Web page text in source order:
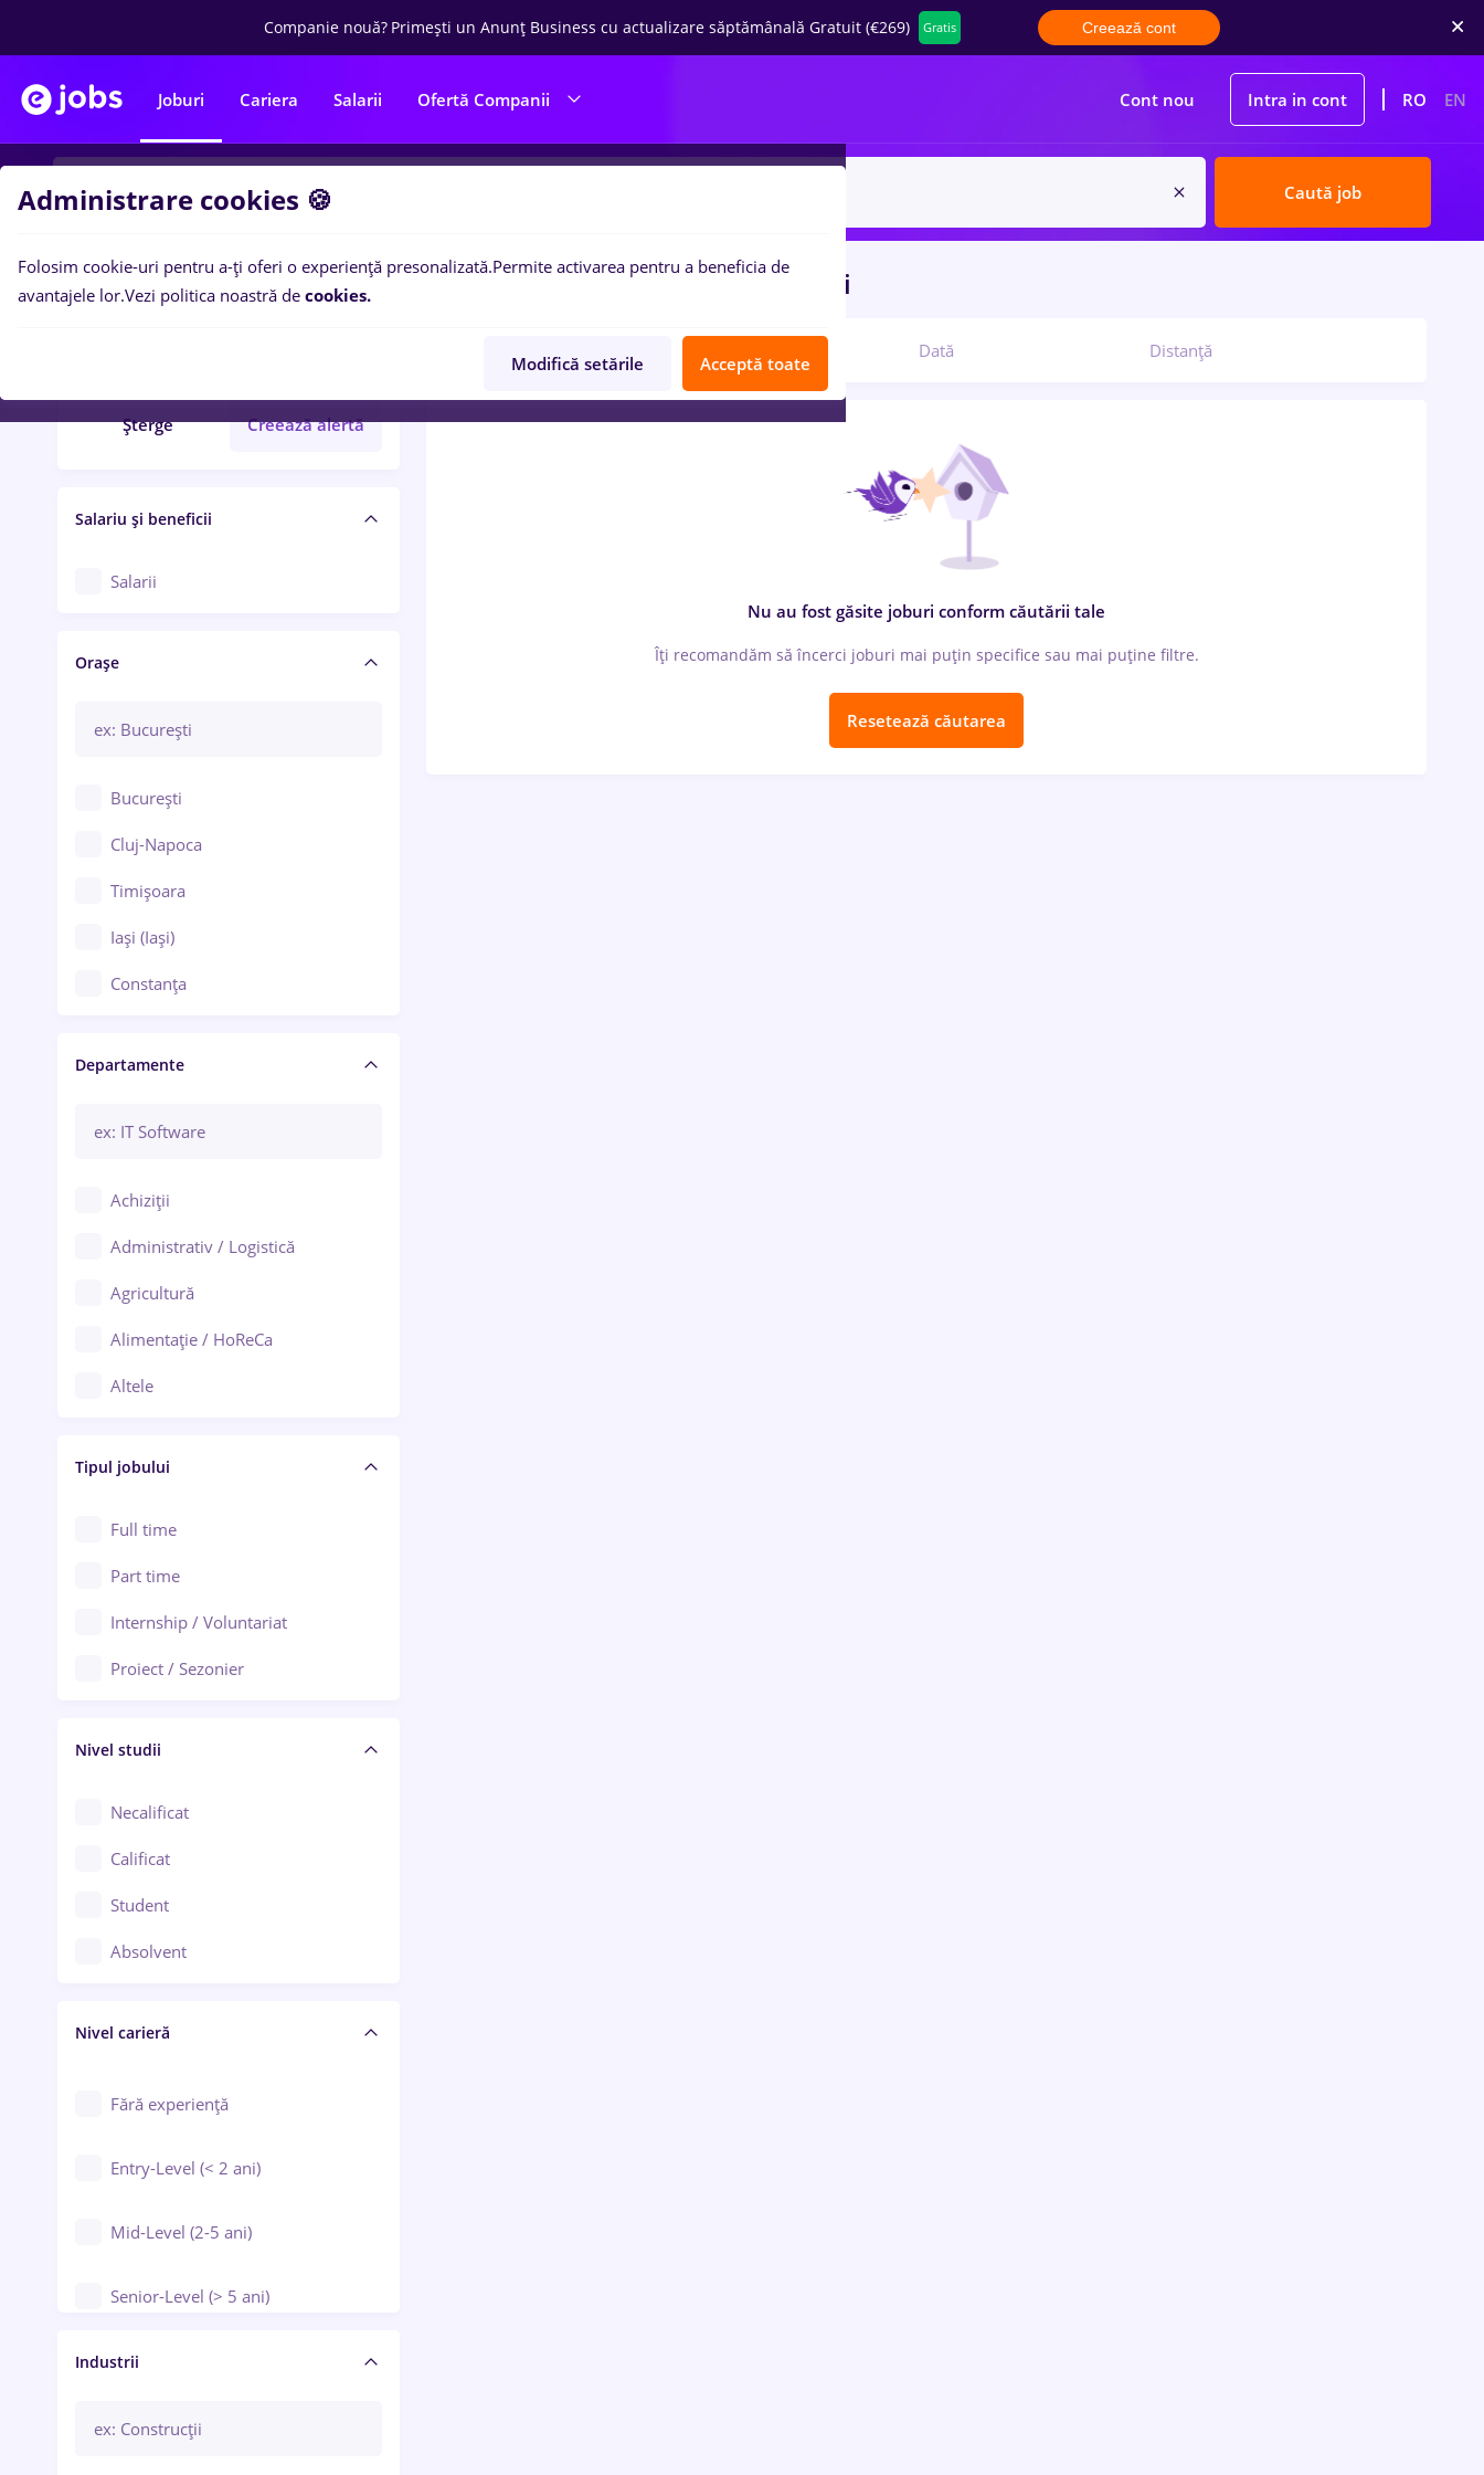
Companie nouă? Primești un Anunț Business cu actualizare săptămânală Gratuit (€269) Gratis Creează cont
Joburi Cariera Salarii Ofertă Companii Cont nou Intra in cont RO EN
Caută job
Filtre
Șterge Creează alertă
Salariu și beneficii
Salarii
Orașe
București
Cluj-Napoca
Timișoara
Iași (Iași)
Constanța
Brașov
Bacău
Galați (Galați)
Ploiești
Arad
Baia Mare
Bârlad
Bistrița (Bistrița-Năsăud)
Departamente
Achiziții
Administrativ / Logistică
Agricultură
Alimentație / HoReCa
Altele
Asigurări
Au pair / Babysitter / Curățenie
Audit / Consultanță
Auto / Echipamente
Automatizări
Cercetare - dezvoltare
Chimie / Biochimie
Confecții / Design vestimentar
Construcții / Instalații
Controlul calității
Educație / Training / Arte
Tipul jobului
Full time
Part time
Internship / Voluntariat
Proiect / Sezonier
Nivel studii
Necalificat
Calificat
Student
Absolvent
Nivel carieră
Fără experiență
Entry-Level (< 2 ani)
Mid-Level (2-5 ani)
Senior-Level (> 5 ani)
Manager / Executiv
Industrii
0locuri de muncaeditareinBanci
Dată Distanță
Nu au fost găsite joburi conform căutării tale
Îți recomandăm să încerci joburi mai puțin specifice sau mai puține filtre.
Resetează căutarea
Administrare cookies 🍪
Folosim cookie-uri pentru a-ți oferi o experiență presonalizată.Permite activarea pentru a beneficia de
avantajele lor.Vezi politica noastră de cookies.
Modifică setările Acceptă toate